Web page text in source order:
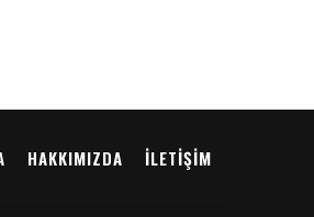
HAKKIMIZDA İLETIŞIM